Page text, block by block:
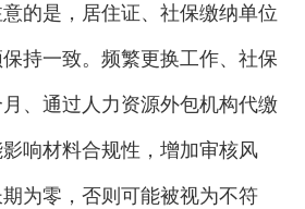
是，居住证、社保缴纳单位
持一致。频繁更换工作、社保
、通过人力资源外包机构代缴
响材料合规性，增加审核风
为零，否则可能被视为不符